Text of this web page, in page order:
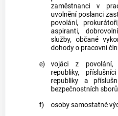
zaměstnanci v
uvolnění poslanci
povolání,
aspiranti,
služby, občané
dohody o pracovní
e)
vojáci z povolání,
republiky,
republiky a
bezpečnostních
f)
osoby samostatně